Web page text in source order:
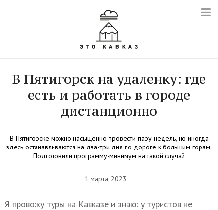
В Пятигорск на удаленку: где
есть и работать в городе
дистанционно
В Пятигорске можно насыщенно провести пару недель, но иногда
здесь останавливаются на два-три дня по дороге к большим горам.
Подготовили программу-минимум на такой случай
1 марта, 2023
Я провожу туры на Кавказе и знаю: у туристов не